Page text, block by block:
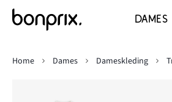
DAMES
Home
Dames Dameskleding